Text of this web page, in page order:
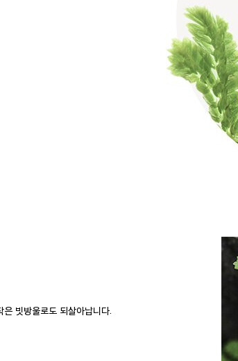
빗방울로도 되살아납니다.